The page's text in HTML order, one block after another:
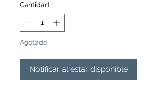
Cantidad *
Agotado
Notificar al estar disponible